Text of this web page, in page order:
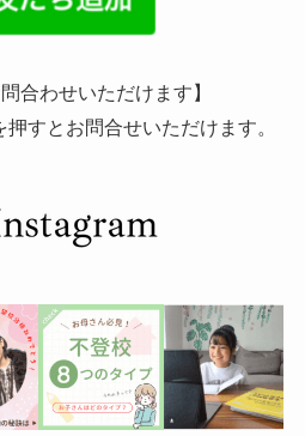
合わせいただけます】
押すとお問合せいただけます。